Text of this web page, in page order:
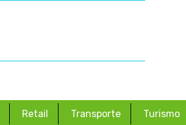
Retail Transporte Turismo